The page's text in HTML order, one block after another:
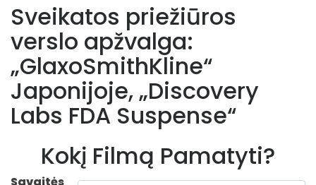
Sveikatos priežiūros
verslo apžvalga:
„GlaxoSmithKline“
Japonijoje, „Discovery
Labs FDA Suspense“
Kokį Filmą Pamatyti?
Savaitės